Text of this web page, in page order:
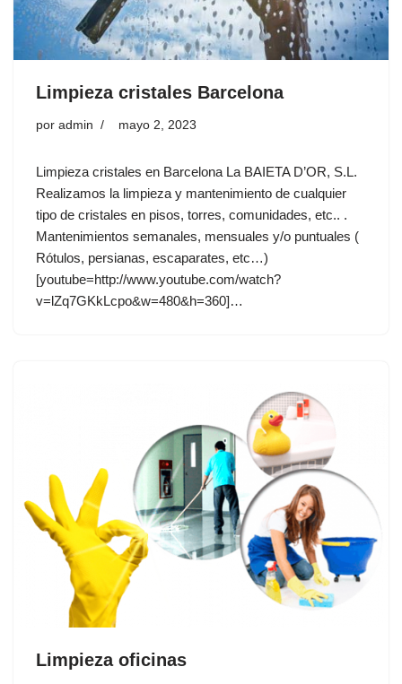
Limpieza cristales Barcelona
por admin mayo 2, 2023
Limpieza cristales en Barcelona La BAIETA D’OR, S.L.
Realizamos la limpieza y mantenimiento de cualquier
tipo de cristales en pisos, torres, comunidades, etc.. .
Mantenimientos semanales, mensuales y/o puntuales (
Rótulos, persianas, escaparates, etc…)
[youtube=http://www.youtube.com/watch?
v=lZq7GKkLcpo&w=480&h=360]…
Limpieza oficinas